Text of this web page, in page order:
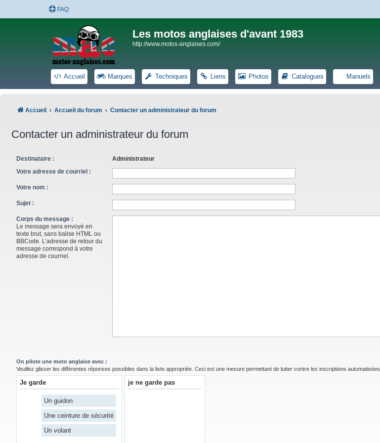
FAQ
Les motos anglaises d'avant 1983
http://www.motos-anglaises.com/
Accueil Marques Techniques Liens Photos Catalogues Manuels
Accueil Accueil du forum Contacter un administrateur du forum
Contacter un administrateur du forum
Destinataire :
Administrateur
Votre adresse de courriel :
Votre nom :
Sujet :
Corps du message :
Le message sera envoyé en
texte brut, sans balise HTML ou
BBCode. L’adresse de retour du
message correspond à votre
adresse de courriel.
On pilote une moto anglaise avec :
Veuillez glisser les différentes réponses possibles dans la liste appropriée. Ceci est une mesure permettant de lutter contre les inscriptions automatisées.
Je garde
Un guidon
Une ceinture de sécurité
Un volant
je ne garde pas